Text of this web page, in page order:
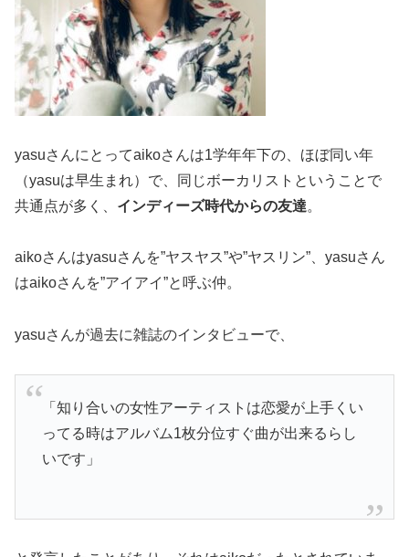
yasuさんにとってaikoさんは1学年年下の、ほぼ同い年
（yasuは早生まれ）で、同じボーカリストということで
共通点が多く、 インディーズ時代からの友達。
aikoさんはyasuさんを”ヤスヤス”や”ヤスリン”、yasuさん
はaikoさんを”アイアイ”と呼ぶ仲。
yasuさんが過去に雑誌のインタビューで、
「知り合いの女性アーティストは恋愛が上手くい
ってる時はアルバム1枚分位すぐ曲が出来るらし
いです」